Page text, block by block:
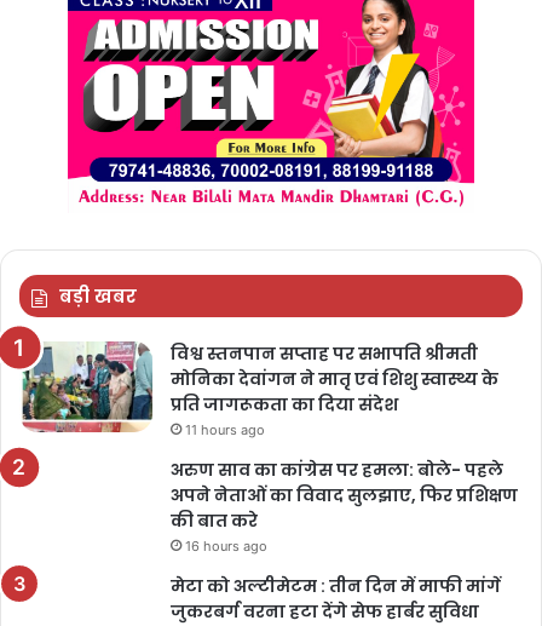
बड़ी खबर
विश्व स्तनपान सप्ताह पर सभापति श्रीमती
मोनिका देवांगन ने मातृ एवं शिशु स्वास्थ्य के
प्रति जागरूकता का दिया संदेश
11 hours ago
अरुण साव का कांग्रेस पर हमला: बोले- पहले
अपने नेताओं का विवाद सुलझाए, फिर प्रशिक्षण
की बात करे
16 hours ago
मेटा को अल्टीमेटम : तीन दिन में माफी मांगें
जुकरबर्ग वरना हटा देंगे सेफ हार्बर सुविधा